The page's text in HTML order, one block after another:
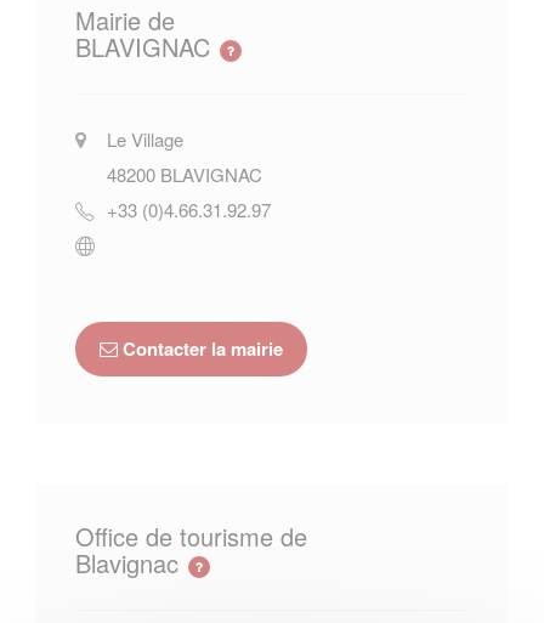
Mairie de
BLAVIGNAC
Le Village
48200 BLAVIGNAC
+33 (0)4.66.31.92.97
Contacter la mairie
Office de tourisme de
Blavignac